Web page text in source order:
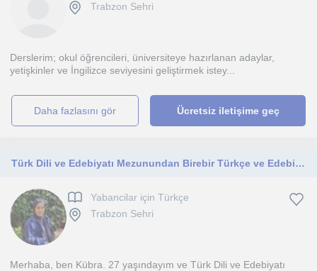
Trabzon Sehri
Derslerim; okul öğrencileri, üniversiteye hazırlanan adaylar,
yetişkinler ve İngilizce seviyesini geliştirmek istey...
daha fazlasını gör Ücretsiz iletişime geç
Türk Dili ve Edebiyatı Mezunundan Birebir Türkçe ve Edebiyat Özel Ders Sınavlara Hazırlık ve Okul Desteği
Yabancilar için Türkçe
Trabzon Sehri
Merhaba, ben Kübra. 27 yaşındayım ve Türk Dili ve Edebiyatı